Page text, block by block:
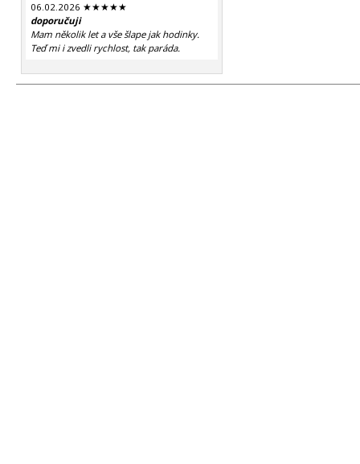
06.02.2026 ★★★★★
doporučuji
Mam několik let a vše šlape jak hodinky.
Teď mi i zvedli rychlost, tak paráda.